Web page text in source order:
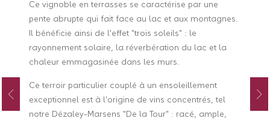
Ce vignoble en terrasses se caractérise par une
pente abrupte qui fait face au lac et aux montagnes.
Il bénéficie ainsi de l'effet "trois soleils" : le
rayonnement solaire, la réverbération du lac et la
chaleur emmagasinée dans les murs.
Ce terroir particulier couplé à un ensoleillement
exceptionnel est à l'origine de vins concentrés, tel
notre Dézaley-Marsens "De la Tour" : racé, ample,